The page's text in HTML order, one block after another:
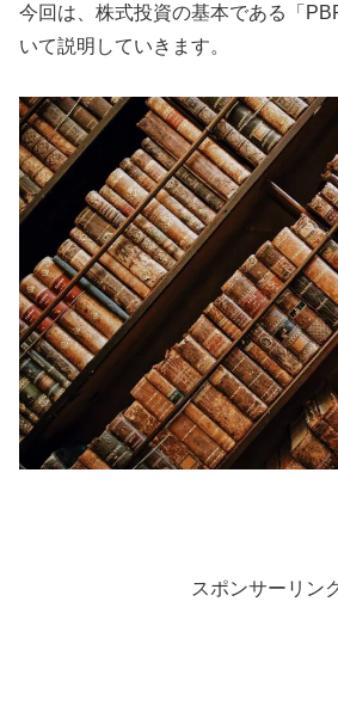
今回は、株式投資の基本である「
いて説明していきます。
スポンサーリン